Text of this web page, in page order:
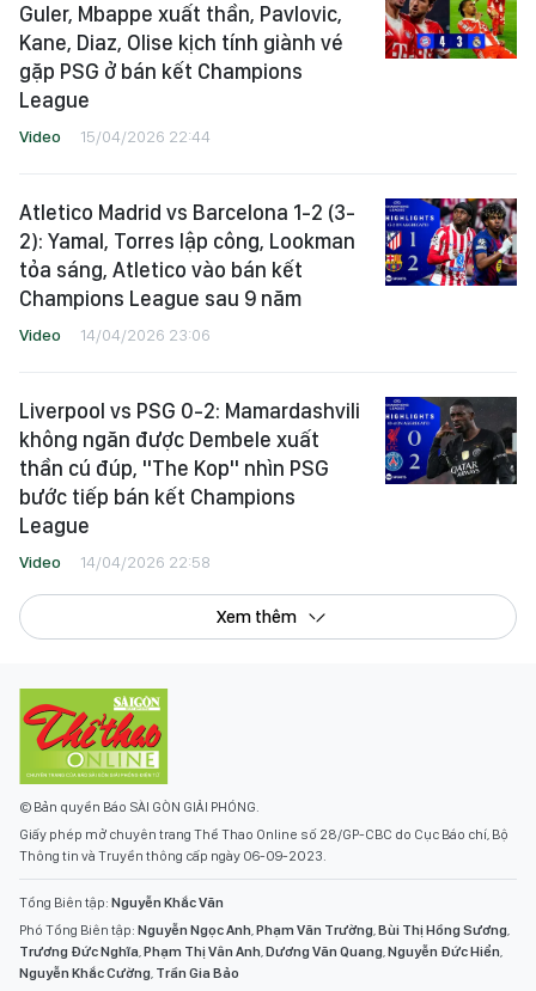
Guler, Mbappe xuất thần, Pavlovic,
Kane, Diaz, Olise kịch tính giành vé
gặp PSG ở bán kết Champions
League
Video 15/04/2026 22:44
Atletico Madrid vs Barcelona 1-2 (3-
2): Yamal, Torres lập công, Lookman
tỏa sáng, Atletico vào bán kết
Champions League sau 9 năm
Video 14/04/2026 23:06
Liverpool vs PSG 0-2: Mamardashvili
không ngăn được Dembele xuất
thần cú đúp, "The Kop" nhìn PSG
bước tiếp bán kết Champions
League
Video 14/04/2026 22:58
Xem thêm
© Bản quyền Báo SÀI GÒN GIẢI PHÓNG.
Giấy phép mở chuyên trang Thể Thao Online số 28/GP-CBC do Cục Báo chí, Bộ
Thông tin và Truyền thông cấp ngày 06-09-2023.
Tổng Biên tập: Nguyễn Khắc Văn
Phó Tổng Biên tập: Nguyễn Ngọc Anh,Phạm Văn Trường,Bùi Thị Hồng Sương,
Trương Đức Nghĩa,Phạm Thị Vân Anh,Dương Văn Quang,Nguyễn Đức Hiển,
Nguyễn Khắc Cường, Trần Gia Bảo